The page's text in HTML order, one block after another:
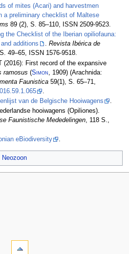
of mites (Acari) and harvestmen
a preliminary checklist of Maltese
89 (2), S. 85–110, ISSN 2509-9523.
the Checklist of the Iberian opiliofauna:
additions
. Revista Ibérica de
49–65, ISSN 1576-9518.
(2016): First record of the expansive
ramosus (Simon , 1909) (Arachnida:
Faunistica 59(1), S. 65–71,
van de Belgische Hooiwagens
.
hooiwagens (Opiliones).
Faunistische Mededelingen, 118 S.,
eBiodiversity .
Neozoon